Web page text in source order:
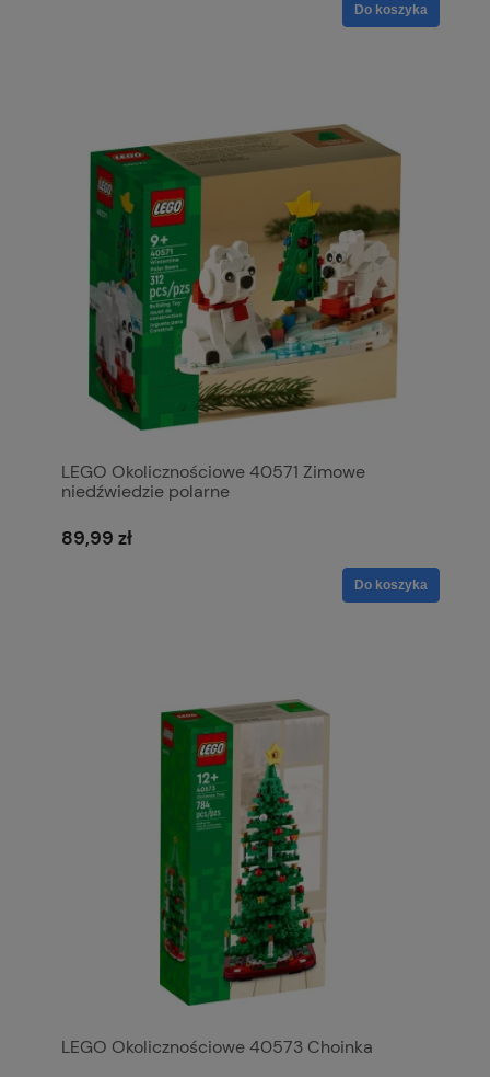
Do koszyka
LEGO Okolicznościowe 40571 Zimowe
niedźwiedzie polarne
89,99 zł
Do koszyka
LEGO Okolicznościowe 40573 Choinka